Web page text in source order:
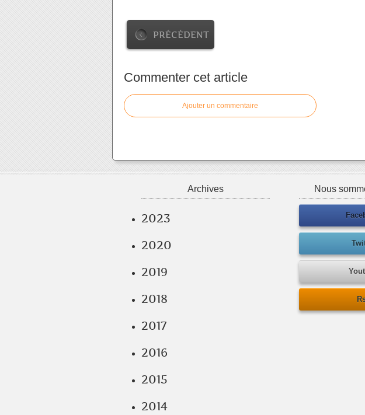
PRÉCÉDENT
Commenter cet article
Ajouter un commentaire
Archives
2023
2020
2019
2018
2017
2016
2015
2014
Nous